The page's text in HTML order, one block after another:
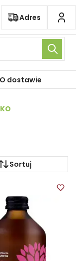
Adres
O dostawie
Sortuj